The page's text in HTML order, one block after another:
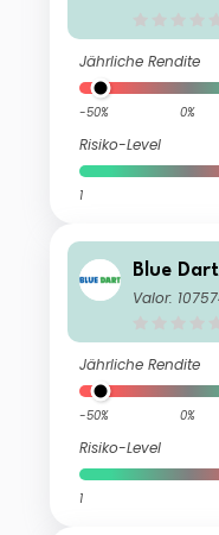
Jährliche Rendite
-50% 0%
Risiko-Level
1
Blue
Valor:
Jährliche Rendite
-50% 0%
Risiko-Level
1